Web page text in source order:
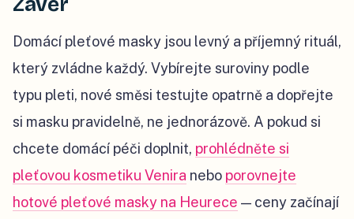
Domácí pleťové masky jsou levný a příjemný rituál,
který zvládne každý. Vybírejte suroviny podle
typu pleti, nové směsi testujte opatrně a dopřejte
si masku pravidelně, ne jednorázově. A pokud si
chcete domácí péči doplnit, prohlédněte si
pleťovou kosmetiku Venira nebo porovnejte
hotové pleťové masky na Heurece — ceny začínají